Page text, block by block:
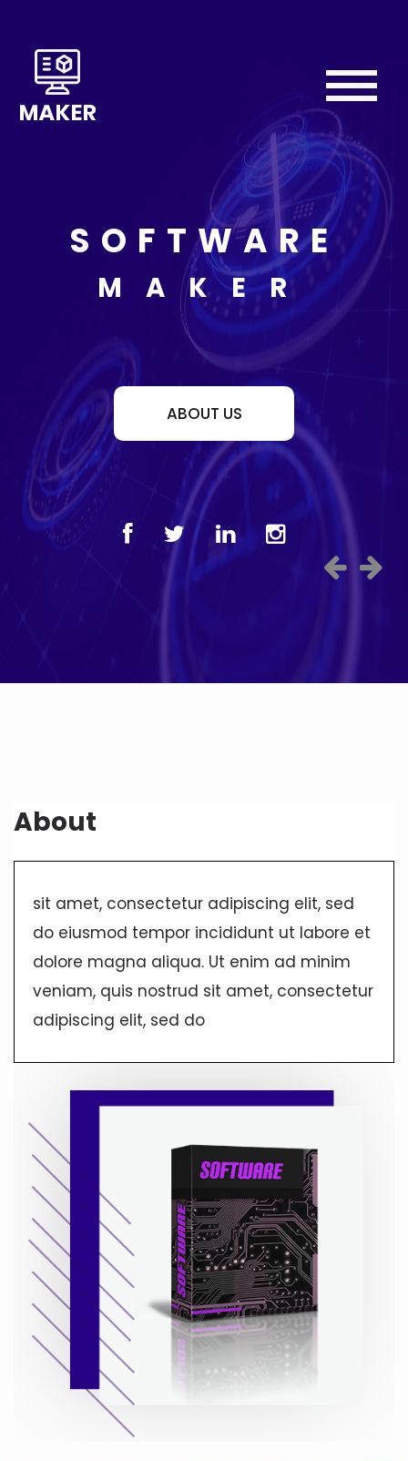
Home
About
SOFTWARE
MAKER
ABOUT US
About
sit amet, consectetur adipiscing elit, sed
do eiusmod tempor incididunt ut labore et
dolore magna aliqua. Ut enim ad minim
veniam, quis nostrud sit amet, consectetur
adipiscing elit, sed do